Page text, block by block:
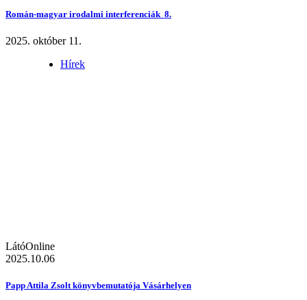
Román-magyar irodalmi interferenciák 8.
2025. október 11.
Hírek
LátóOnline
2025.10.06
Papp Attila Zsolt könyvbemutatója Vásárhelyen